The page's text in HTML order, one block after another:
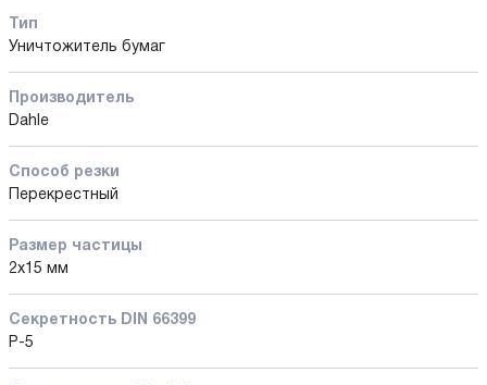
Тип
Уничтожитель бумаг
Производитель
Dahle
Способ резки
Перекрестный
Размер частицы
2х15 мм
Секретность DIN 66399
P-5